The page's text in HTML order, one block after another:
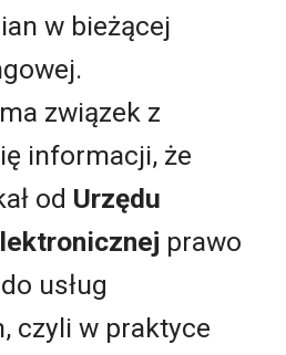
w bieżącej
związek z
informacji, że
od Urzędu
prawo
usług
czyli w praktyce